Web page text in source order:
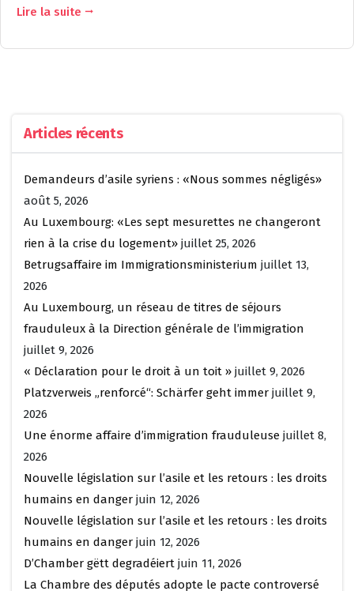
Lire la suite
Articles récents
Demandeurs d’asile syriens : «Nous sommes négligés»
août 5, 2026
Au Luxembourg: «Les sept mesurettes ne changeront
rien à la crise du logement» juillet 25, 2026
Betrugsaffaire im Immigrationsministerium juillet 13,
2026
Au Luxembourg, un réseau de titres de séjours
frauduleux à la Direction générale de l’immigration
juillet 9, 2026
« Déclaration pour le droit à un toit » juillet 9, 2026
Platzverweis „renforcé“: Schärfer geht immer juillet 9,
2026
Une énorme affaire d’immigration frauduleuse juillet 8,
2026
Nouvelle législation sur l’asile et les retours : les droits
humains en danger juin 12, 2026
Nouvelle législation sur l’asile et les retours : les droits
humains en danger juin 12, 2026
D’Chamber gëtt degradéiert juin 11, 2026
La Chambre des députés adopte le pacte controversé